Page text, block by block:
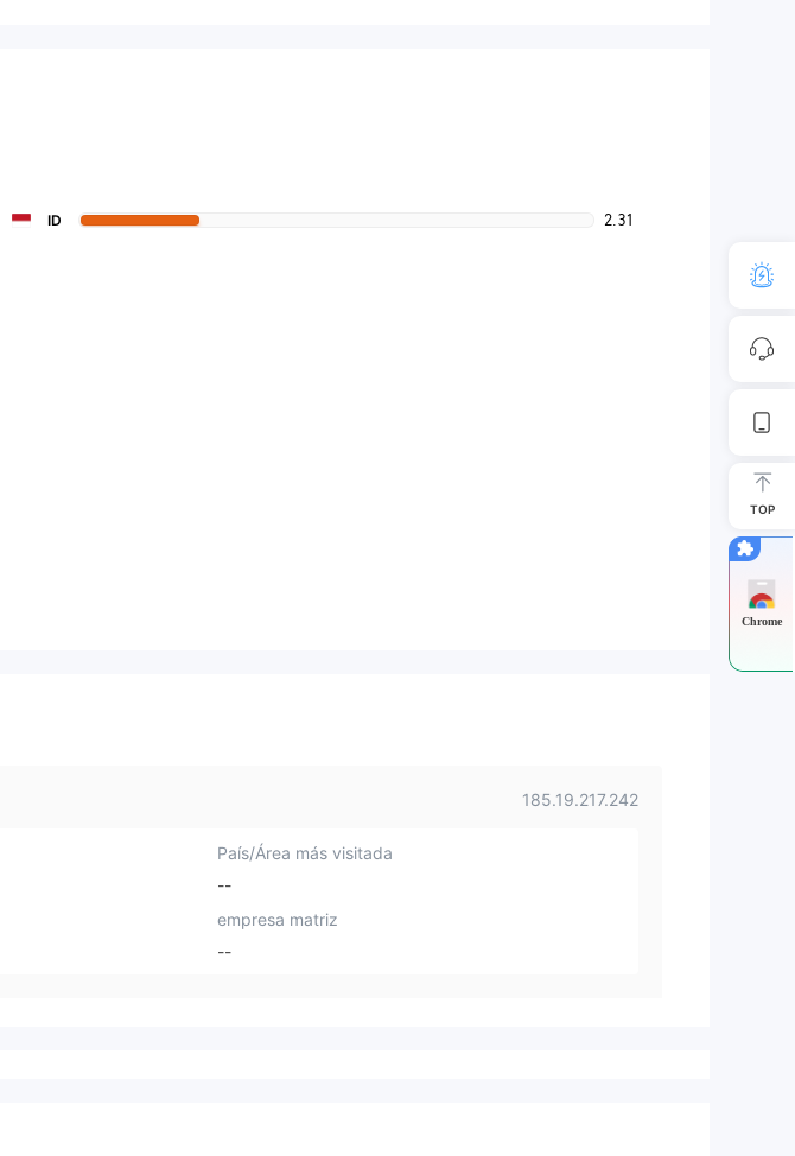
ID 2.31
185.19.217.242
País/Área más visitada
--
empresa matriz
--
TOP
Chrome